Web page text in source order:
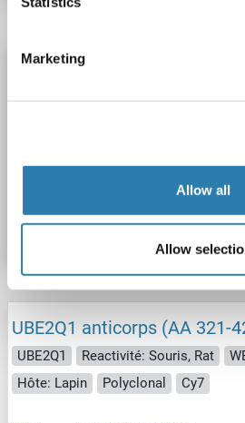
Marketing
Allow all
Allow
UBE2Q1 anticorps (AA
AbBy
N° du produit ABIN1398765
Fiche technique
UBE2Q1 anticorps (AA 321-
UBE2Q1 Reactivité: Souris, Rat
Hôte: Lapin
Polyclonal Cy7